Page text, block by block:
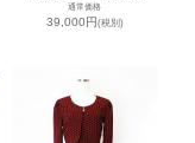
通常価格
39,000円(税別)